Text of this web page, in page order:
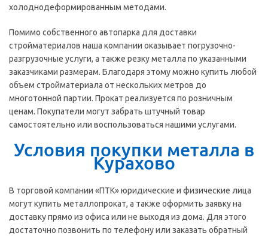
холоднодеформированным методами.
Помимо собственного автопарка для доставки
стройматериалов наша компании оказывает погрузочно-
разгрузочные услуги, а также резку металла по указанными
заказчиками размерам. Благодаря этому можно купить любой
объем стройматериала от нескольких метров до
многотонной партии. Прокат реализуется по розничным
ценам. Покупатели могут забрать штучный товар
самостоятельно или воспользоваться нашими услугами.
Условия покупки металла в
Курахово
В торговой компании «ПТК» юридические и физические лица
могут купить металлопрокат, а также оформить заявку на
доставку прямо из офиса или не выходя из дома. Для этого
достаточно позвонить по телефону или заказать обратный